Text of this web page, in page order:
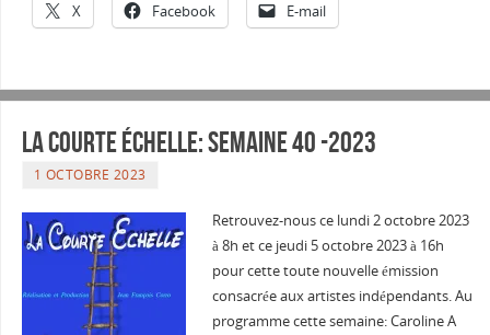
X Facebook E-mail
La courte échelle: semaine 40 -2023
1 OCTOBRE 2023
Retrouvez-nous ce lundi 2 octobre 2023
à 8h et ce jeudi 5 octobre 2023 à 16h
pour cette toute nouvelle émission
consacrée aux artistes indépendants. Au
programme cette semaine: Caroline A